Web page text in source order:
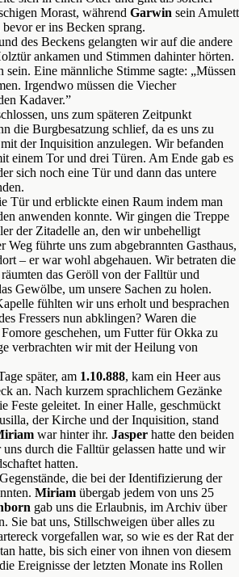
Morast, während Garwin sein Amulett
er ins Becken sprang.
des Beckens gelangten wir auf die andere
ankamen und Stimmen dahinter hörten.
sein. Eine männliche Stimme sagte: „Müssen
Irgendwo müssen die Viecher
Kadaver.”
uns zum späteren Zeitpunkt
die Burgbesatzung schlief, da es uns zu
der Inquisition anzulegen. Wir befanden
einem Tor und drei Türen. Am Ende gab es
sich noch eine Tür und dann das untere
Tür und erblickte einen Raum indem man
anwenden konnte. Wir gingen die Treppe
der Zitadelle an, den wir unbehelligt
Weg führte uns zum abgebrannten Gasthaus,
– er war wohl abgehauen. Wir betraten die
das Geröll von der Falltür und
Gewölbe, um unsere Sachen zu holen.
fühlten wir uns erholt und besprachen
Fressers nun abklingen? Waren die
geschehen, um Futter für Okka zu
verbrachten wir mit der Heilung von
später, am 1.10.888, kam ein Heer aus
an. Nach kurzem sprachlichem Gezänke
Feste geleitet. In einer Halle, geschmückt
der Kirche und der Inquisition, stand
war hinter ihr. Jasper hatte den beiden
uns durch die Falltür gelassen hatte und wir
hatten.
die bei der Identifizierung der
Miriam übergab jedem von uns 25
gab uns die Erlaubnis, im Archiv über
Sie bat uns, Stillschweigen über alles zu
vorgefallen war, so wie es der Rat der
hatte, bis sich einer von ihnen von diesem
Ereignisse der letzten Monate ins Rollen